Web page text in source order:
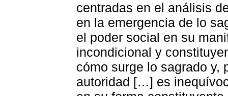
centradas en el análisis
en la emergencia de lo
el poder social en su
incondicional y
cómo surge lo sagrado y,
autoridad […] es